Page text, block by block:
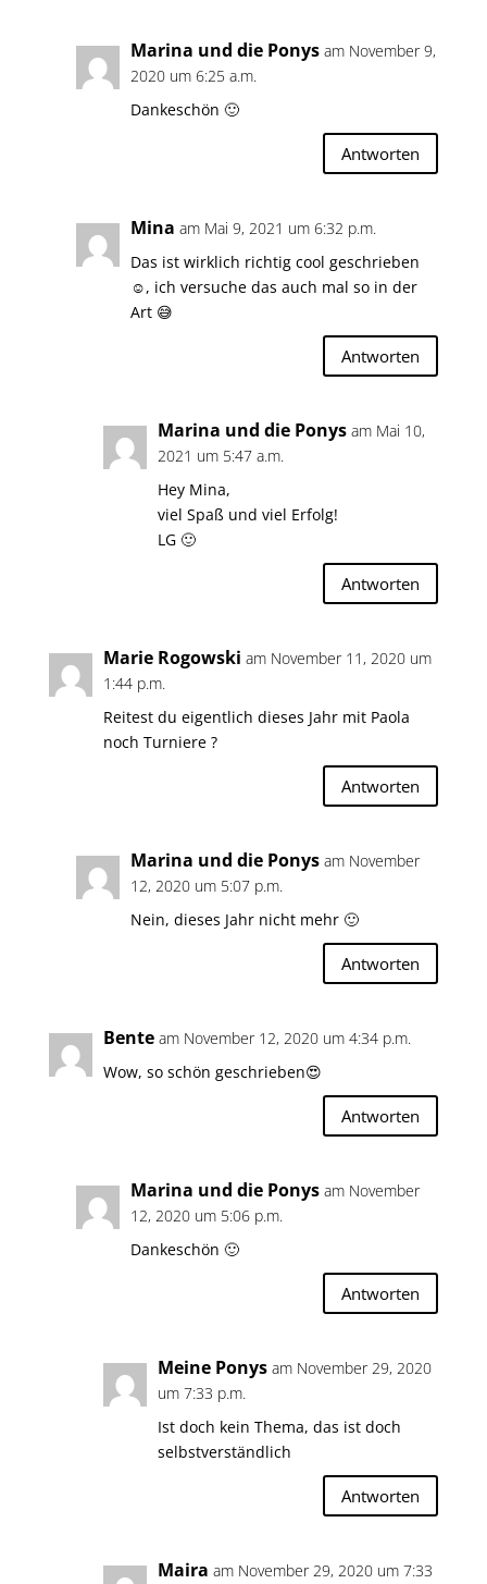
Marina und die Ponys am November 9,
2020 um 6:25 a.m.
Dankeschön 🙂
Antworten
Mina am Mai 9, 2021 um 6:32 p.m.
Das ist wirklich richtig cool geschrieben
☺️, ich versuche das auch mal so in der
Art 😅
Antworten
Marina und die Ponys am Mai 10,
2021 um 5:47 a.m.
Hey Mina,
viel Spaß und viel Erfolg!
LG 🙂
Antworten
Marie Rogowski am November 11, 2020 um
1:44 p.m.
Reitest du eigentlich dieses Jahr mit Paola
noch Turniere ?
Antworten
Marina und die Ponys am November
12, 2020 um 5:07 p.m.
Nein, dieses Jahr nicht mehr 🙂
Antworten
Bente am November 12, 2020 um 4:34 p.m.
Wow, so schön geschrieben😍
Antworten
Marina und die Ponys am November
12, 2020 um 5:06 p.m.
Dankeschön 🙂
Antworten
Meine Ponys am November 29, 2020
um 7:33 p.m.
Ist doch kein Thema, das ist doch
selbstverständlich
Antworten
Maira am November 29, 2020 um 7:33